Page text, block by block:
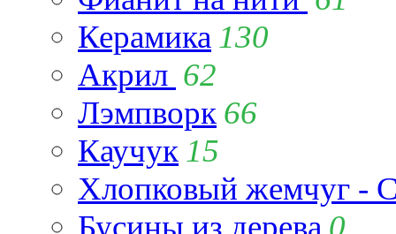
Керамика 130
Акрил 62
Лэмпворк 66
Каучук 15
Хлопковый жемчуг -
Бусины из дерева 0